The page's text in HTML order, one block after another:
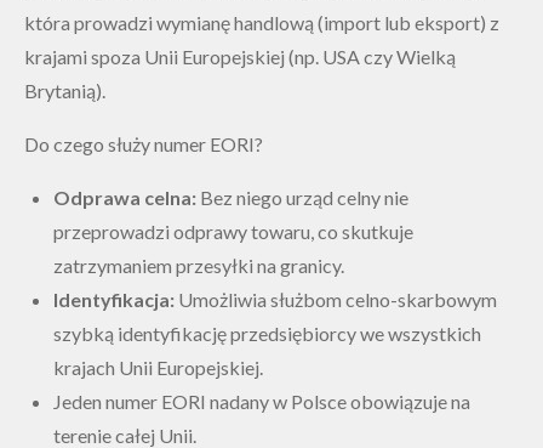
która prowadzi wymianę handlową (import lub eksport) z
krajami spoza Unii Europejskiej (np. USA czy Wielką
Brytanią).
Do czego służy numer EORI?
Odprawa celna: Bez niego urząd celny nie
przeprowadzi odprawy towaru, co skutkuje
zatrzymaniem przesyłki na granicy.
Identyfikacja: Umożliwia służbom celno-skarbowym
szybką identyfikację przedsiębiorcy we wszystkich
krajach Unii Europejskiej.
Jeden numer EORI nadany w Polsce obowiązuje na
terenie całej Unii.